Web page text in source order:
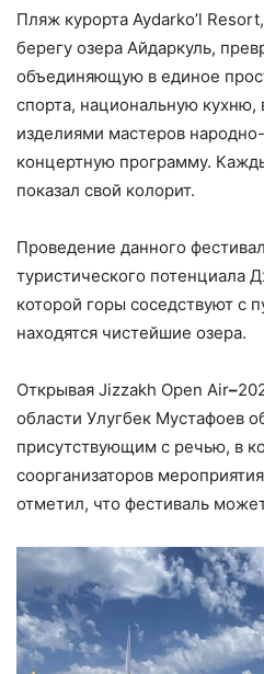
Пляж курорта Aydarko’l
берегу озера Айдаркуль,
объединяющую в единое
спорта, национальную
изделиями мастеров
концертную программу.
показал свой колорит.
Проведение данного
туристического потенциала
которой горы соседствуют с
находятся чистейшие озера.
Открывая Jizzakh Open Air–
области Улугбек Мустафоев
присутствующим с речью, в
соорганизаторов
отметил, что фестиваль